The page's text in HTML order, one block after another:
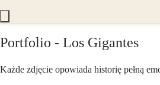
Portfolio - Los Gigantes
Każde zdjęcie opowiada historię pełną